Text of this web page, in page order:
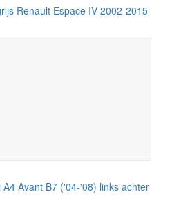
Renault Espace IV 2002-2015
Avant B7 ('04-'08) links achter